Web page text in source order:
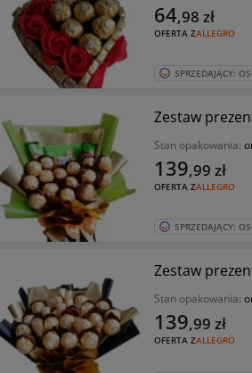
OFERTA ZALLEGRO
64,98 zł
SPRZEDAJĄCY:
Zestaw
Stan opakowania:
OFERTA ZALLEGRO
139,99 zł
SPRZEDAJĄCY:
Zestaw
Stan opakowania:
OFERTA ZALLEGRO
139,99 zł